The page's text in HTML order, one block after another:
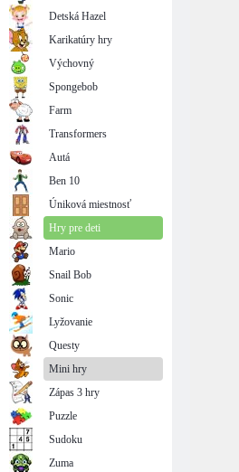
Detská Hazel
Karikatúry hry
Výchovný
Spongebob
Farm
Transformers
Autá
Ben 10
Úniková miestnosť
Hry pre deti
Mario
Snail Bob
Sonic
Lyžovanie
Questy
Mini hry
Zápas 3 hry
Puzzle
Sudoku
Zuma